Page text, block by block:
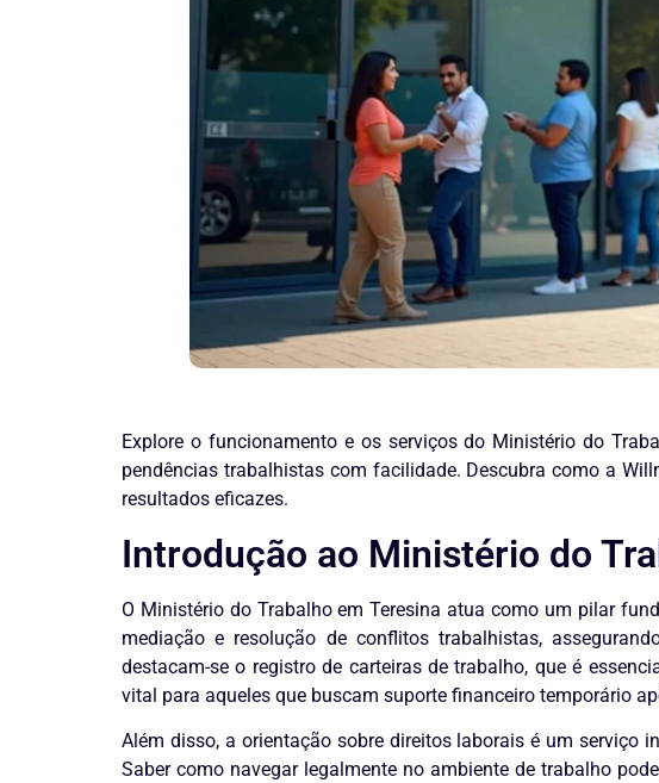
Explore o funcionamento e os serviços do Ministério do
pendências trabalhistas com facilidade. Descubra como a
resultados eficazes.
Introdução ao Ministério do
O Ministério do Trabalho em Teresina atua como um pilar
mediação e resolução de conflitos trabalhistas,
destacam-se o registro de carteiras de trabalho, que é
vital para aqueles que buscam suporte financeiro temporário
Além disso, a orientação sobre direitos laborais é um serviço
Saber como navegar legalmente no ambiente de trabalho